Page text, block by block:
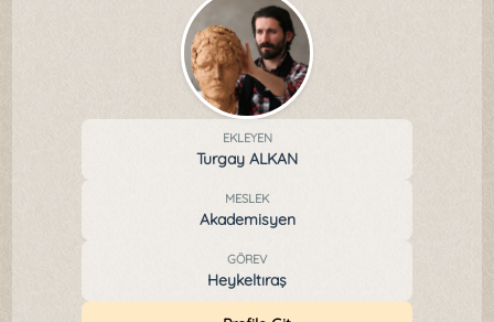
EKLEYEN
Turgay ALKAN
MESLEK
Akademisyen
GÖREV
Heykeltıraş